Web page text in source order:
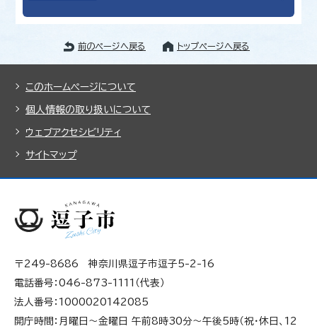
前のページへ戻る トップページへ戻る
このホームページについて
個人情報の取り扱いについて
ウェブアクセシビリティ
サイトマップ
〒249-8686 神奈川県逗子市逗子5-2-16
電話番号：046-873-1111（代表）
法人番号：1000020142085
開庁時間：月曜日～金曜日 午前8時30分～午後5時（祝・休日、12